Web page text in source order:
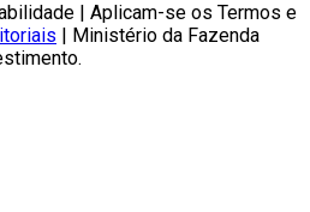
| Aplicam-se os Termos e
| Ministério da Fazenda